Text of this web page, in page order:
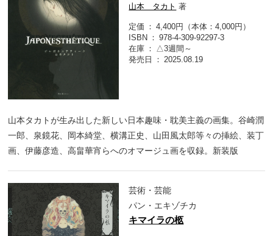
山本 タカト 著
定価
4,400円（本体：4,000円）
ISBN
978-4-309-92297-3
在庫
△3週間～
発売日
2025.08.19
山本タカトが生み出した新しい日本趣味・耽美主義の画集。谷崎潤
一郎、泉鏡花、岡本綺堂、横溝正史、山田風太郎等々の挿絵、装丁
画、伊藤彦造、高畠華宵らへのオマージュ画を収録。新装版
芸術・芸能
パン・エキゾチカ
キマイラの柩